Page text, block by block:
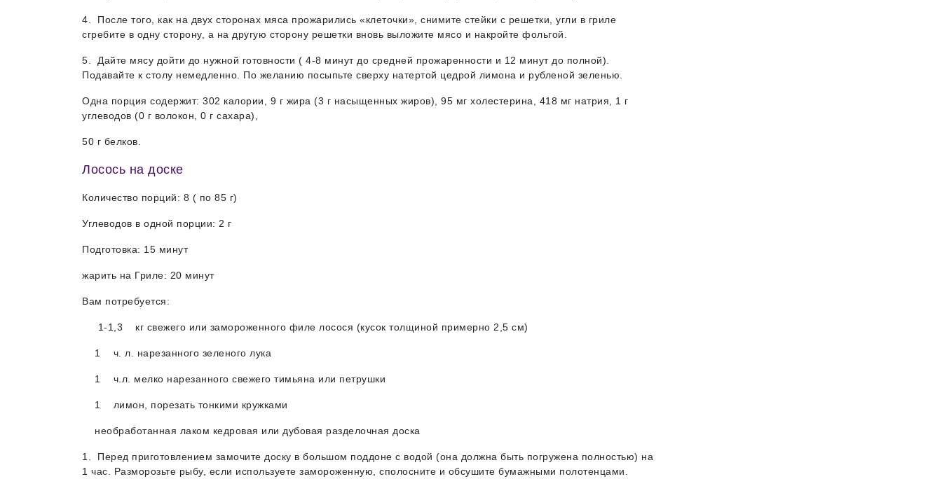
4. После того, как на двух сторонах мяса прожарились «клеточки», снимите стейки с решетки, угли в гриле
сгребите в одну сторону, а на другую сторону решетки вновь выложите мясо и накройте фольгой.
5. Дайте мясу дойти до нужной готовности ( 4-8 минут до средней прожаренности и 12 минут до полной).
Подавайте к столу немедленно. По желанию посыпьте сверху натертой цедрой лимона и рубленой зеленью.
Одна порция содержит: 302 калории, 9 г жира (3 г насыщенных жиров), 95 мг холестерина, 418 мг натрия, 1 г
углеводов (0 г волокон, 0 г сахара),
50 г белков.
Лосось на доске
Количество порций: 8 ( по 85 г)
Углеводов в одной порции: 2 г
Подготовка: 15 минут
жарить на Гриле: 20 минут
Вам потребуется:
1-1,3 кг свежего или замороженного филе лосося (кусок толщиной примерно 2,5 см)
1 ч. л. нарезанного зеленого лука
1 ч.л. мелко нарезанного свежего тимьяна или петрушки
1 лимон, порезать тонкими кружками
необработанная лаком кедровая или дубовая разделочная доска
1. Перед приготовлением замочите доску в большом поддоне с водой (она должна быть погружена полностью) на
1 час. Разморозьте рыбу, если используете замороженную, сполосните и обсушите бумажными полотенцами.